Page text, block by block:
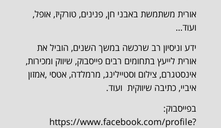
אורית משתמשת באבני חן, פנינים, טורקיז, אופל,
ועוד…
ידע וניסיון רב שרכשה במשך השנים, הוביל את
אורית לייעץ בתחומים רבים פייסבוק, שיווק ומכירות,
אינסטגרם, צילום וסטיילינג, מרמלדה, אטסי ,אמזון
איביי, כתיבה שיווקית ועוד.
בפייסבוק:
https://www.facebook.com/profile?